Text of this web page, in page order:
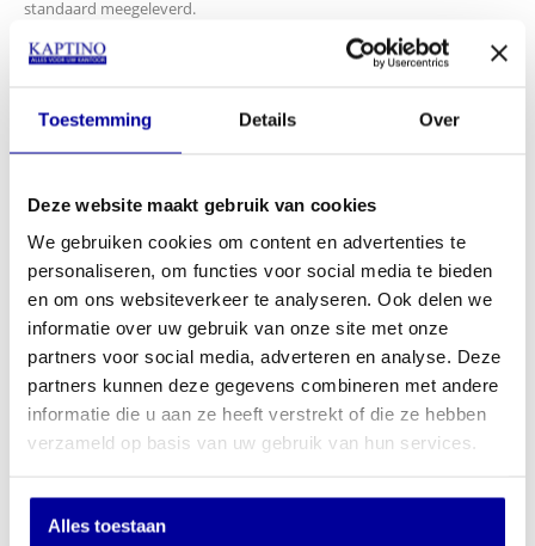
Toestemming Details Over
Deze website maakt gebruik van cookies
We gebruiken cookies om content en advertenties te
personaliseren, om functies voor social media te bieden
en om ons websiteverkeer te analyseren. Ook delen we
informatie over uw gebruik van onze site met onze
partners voor social media, adverteren en analyse. Deze
partners kunnen deze gegevens combineren met andere
informatie die u aan ze heeft verstrekt of die ze hebben
verzameld op basis van uw gebruik van hun services.
Alles toestaan
standaard meegeleverd.
Materiaal acryl
257,00
INCL BTW: €219,00
In mijn winkelwagen
Offerte aanvragen
Op verlanglijstje
Schrijf u in voor onze nieuwsbrief
Wilt u up-to-date blijven van de nieuwste artikelen? En wilt u als